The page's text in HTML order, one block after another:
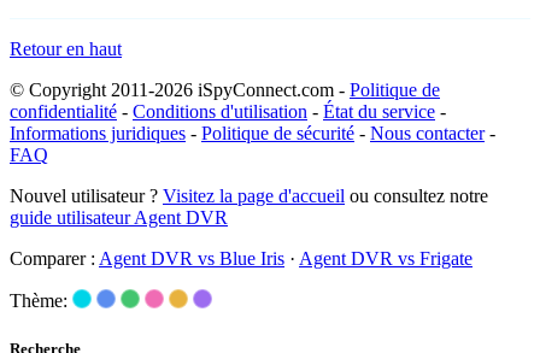
Retour en haut
© Copyright 2011-2026 iSpyConnect.com - Politique de
confidentialité - Conditions d'utilisation - État du service -
Informations juridiques - Politique de sécurité - Nous contacter-
FAQ
Nouvel utilisateur ? Visitez la page d'accueil ou consultez notre
guide utilisateur Agent DVR
Comparer : Agent DVR vs Blue Iris · Agent DVR vs Frigate
Thème:
Recherche